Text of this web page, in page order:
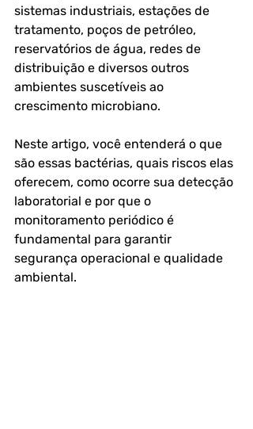
sistemas industriais, estações de
tratamento, poços de petróleo,
reservatórios de água, redes de
distribuição e diversos outros
ambientes suscetíveis ao
crescimento microbiano.
Neste artigo, você entenderá o que
são essas bactérias, quais riscos elas
oferecem, como ocorre sua detecção
laboratorial e por que o
monitoramento periódico é
fundamental para garantir
segurança operacional e qualidade
ambiental.